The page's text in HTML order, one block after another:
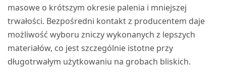
masowe o krótszym okresie palenia i mniejszej
trwałości. Bezpośredni kontakt z producentem daje
możliwość wyboru zniczy wykonanych z lepszych
materiałów, co jest szczególnie istotne przy
długotrwałym użytkowaniu na grobach bliskich.